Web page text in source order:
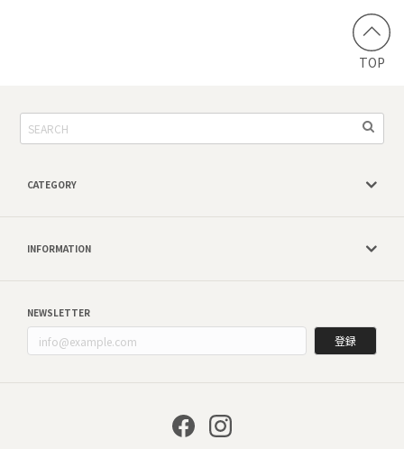
TOP
CATEGORY
INFORMATION
NEWSLETTER
登録